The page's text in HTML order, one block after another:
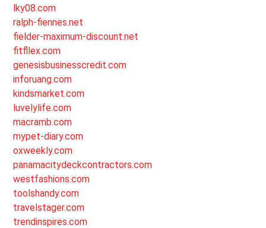
lky08.com
ralph-fiennes.net
fielder-maximum-discount.net
fitfllex.com
genesisbusinesscredit.com
inforuang.com
kindsmarket.com
luvelylife.com
macramb.com
mypet-diary.com
oxweekly.com
panamacitydeckcontractors.com
westfashions.com
toolshandy.com
travelstager.com
trendinspires.com